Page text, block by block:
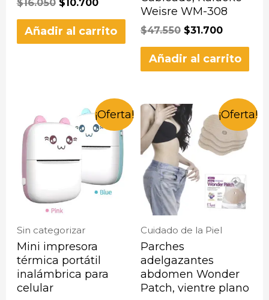
Añadir al carrito
Weisre WM-308
$47.550 $31.700
Añadir al carrito
¡Oferta!
Sin categorizar
Mini impresora
térmica portátil
inalámbrica para
celular
¡Oferta!
Cuidado de la Piel
Parches
adelgazantes
abdomen Wonder
Patch, vientre plano